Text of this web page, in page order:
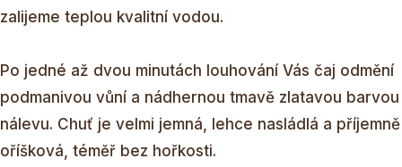
zalijeme teplou kvalitní vodou.
Po jedné až dvou minutách louhování Vás čaj odmění
podmanivou vůní a nádhernou tmavě zlatavou barvou
nálevu. Chuť je velmi jemná, lehce nasládlá a příjemně
oříšková, téměř bez hořkosti.